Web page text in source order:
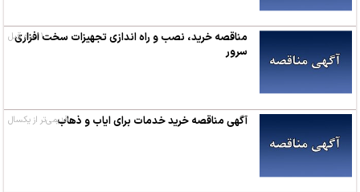
مناقصه‌ خرید، نصب و راه اندازی تجهیزات سخت افزاری
سرور
۱۱ ماه قبل
آگهی مناقصه خرید خدمات برای ایاب و ذهابقدیمی‌تر از یکسال